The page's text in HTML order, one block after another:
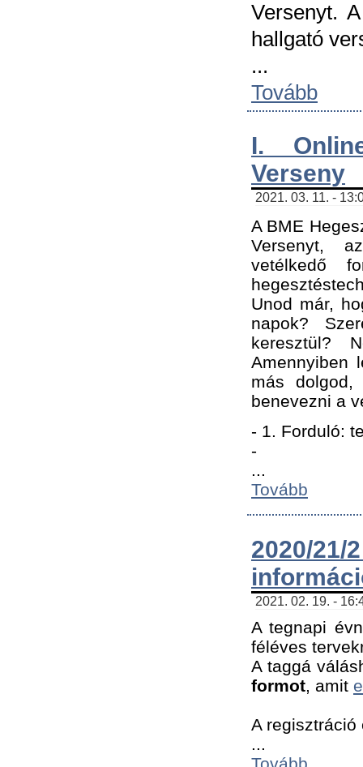
Versenyt.
hallgató
...
Tovább
I.
Verseny
2021. 03. 11. -
A BME
Versenyt,
vetélkedő
Unod már,
napok?
keresztül?
Amennyiben
más
benevezni a
- 1. Forduló:
-
...
Tovább
2020/
2021. 02. 19. -
A tegnapi
féléves
A taggá
formot, amit
A
...